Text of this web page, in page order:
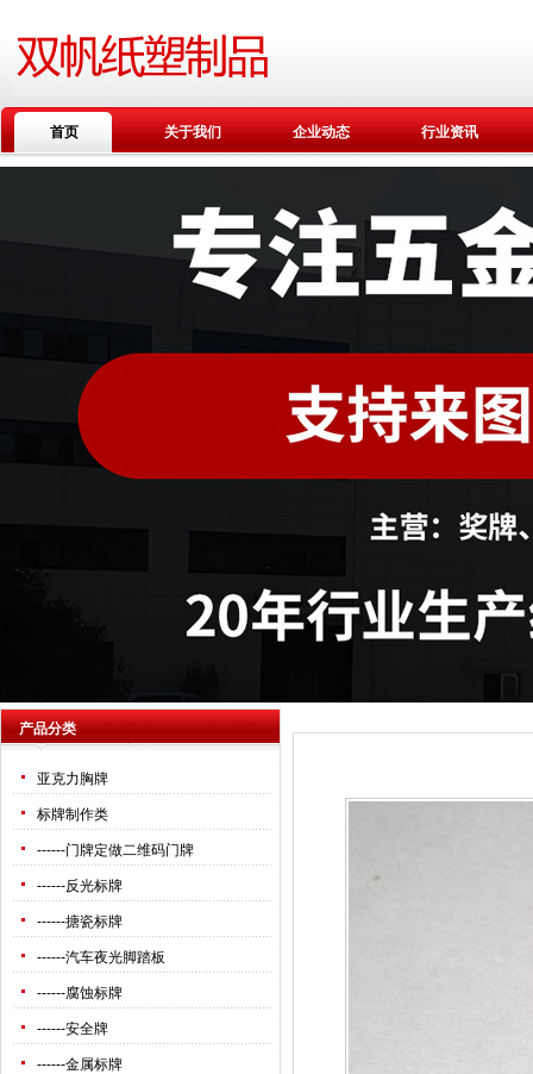
首页 关于我们 企业动态 行业资讯
产品分类
亚克力胸牌
标牌制作类
------门牌定做二维码门牌
------反光标牌
------搪瓷标牌
------汽车夜光脚踏板
------腐蚀标牌
------安全牌
------金属标牌